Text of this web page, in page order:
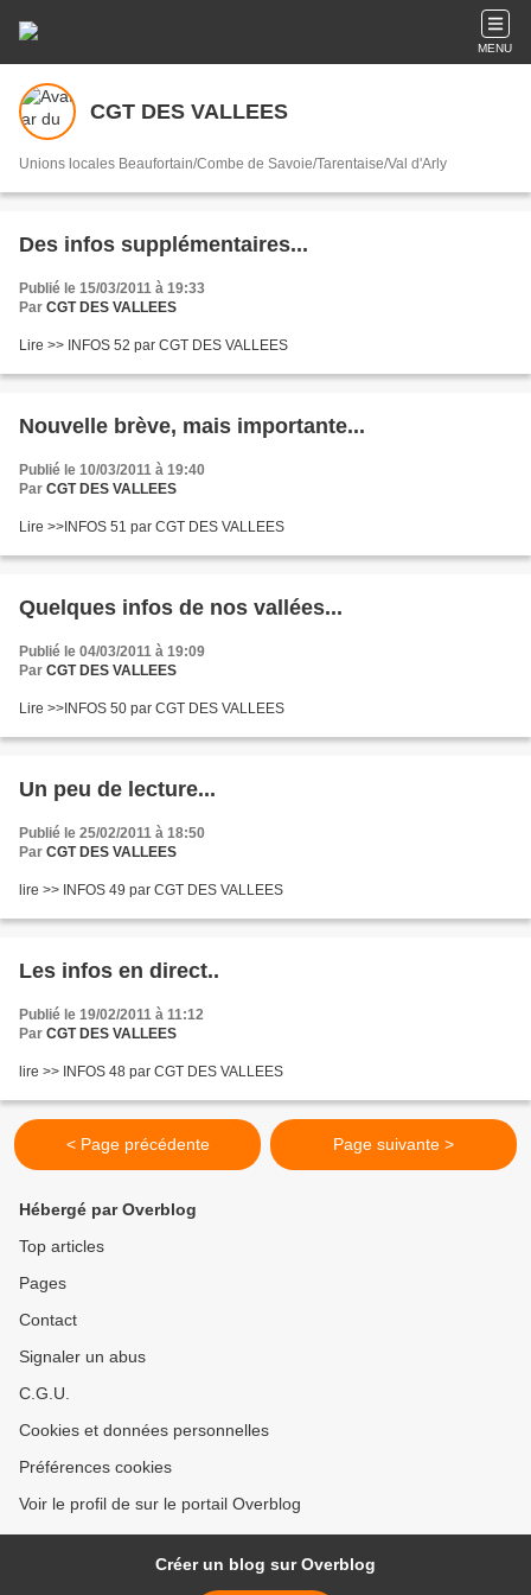
MENU
CGT DES VALLEES
Unions locales Beaufortain/Combe de Savoie/Tarentaise/Val d'Arly
Des infos supplémentaires...
Publié le 15/03/2011 à 19:33
Par CGT DES VALLEES
Lire >> INFOS 52 par CGT DES VALLEES
Nouvelle brève, mais importante...
Publié le 10/03/2011 à 19:40
Par CGT DES VALLEES
Lire >>INFOS 51 par CGT DES VALLEES
Quelques infos de nos vallées...
Publié le 04/03/2011 à 19:09
Par CGT DES VALLEES
Lire >>INFOS 50 par CGT DES VALLEES
Un peu de lecture...
Publié le 25/02/2011 à 18:50
Par CGT DES VALLEES
lire >> INFOS 49 par CGT DES VALLEES
Les infos en direct..
Publié le 19/02/2011 à 11:12
Par CGT DES VALLEES
lire >> INFOS 48 par CGT DES VALLEES
< Page précédente Page suivante >
Hébergé par Overblog
Top articles
Pages
Contact
Signaler un abus
C.G.U.
Cookies et données personnelles
Préférences cookies
Voir le profil de sur le portail Overblog
Créer un blog sur Overblog